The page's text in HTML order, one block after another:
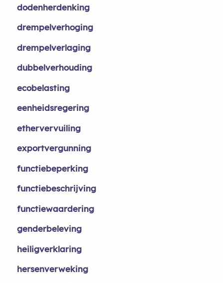
dodenherdenking
drempelverhoging
drempelverlaging
dubbelverhouding
ecobelasting
eenheidsregering
ethervervuiling
exportvergunning
functiebeperking
functiebeschrijving
functiewaardering
genderbeleving
heiligverklaring
hersenverweking